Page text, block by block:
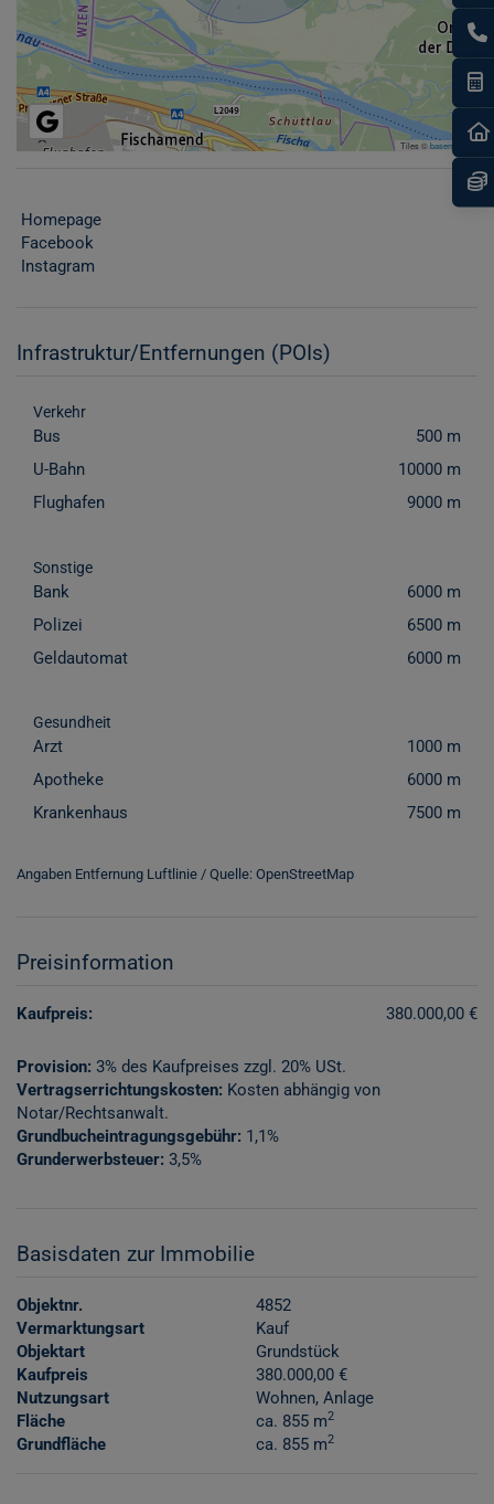
Tiles ©basemap.at
Homepage
Facebook
Instagram
Infrastruktur/Entfernungen (POIs)
Verkehr
Bus
500 m
U-Bahn
10000 m
Flughafen
9000 m
Sonstige
Bank
6000 m
Polizei
6500 m
Geldautomat
6000 m
Gesundheit
Arzt
1000 m
Apotheke
6000 m
Krankenhaus
7500 m
Angaben Entfernung Luftlinie / Quelle: OpenStreetMap
Preisinformation
Kaufpreis: 380.000,00 €
Provision: 3% des Kaufpreises zzgl. 20% USt.
Vertragserrichtungskosten: Kosten abhängig von
Notar/Rechtsanwalt.
Grundbucheintragungsgebühr: 1,1%
Grunderwerbsteuer: 3,5%
Basisdaten zur Immobilie
Objektnr.
4852
Vermarktungsart
Kauf
Objektart
Grundstück
Kaufpreis
380.000,00 €
Nutzungsart
Wohnen Anlage
Fläche
ca. 855 m2
Grundfläche ca. 855 m2